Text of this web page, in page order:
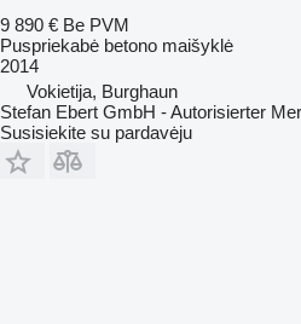
9 890 € Be PVM
Puspriekabė betono maišyklė
2014
Vokietija, Burghaun
Stefan Ebert GmbH - Autorisierter
Susisiekite su pardavėju